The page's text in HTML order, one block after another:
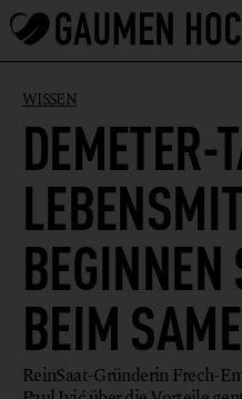
WISSEN
DEMETER-
BEGINNEN
BEIM
ReinSaat-Gründerin Frech-